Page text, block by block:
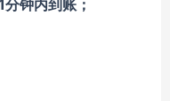
钟内到账；